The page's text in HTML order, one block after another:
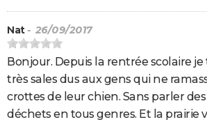
Nat- 26/09/2017
Bonjour. Depuis la rentrée scolaire
très sales dus aux gens qui ne
crottes de leur chien. Sans parler
déchets en tous genres. Et la prairie